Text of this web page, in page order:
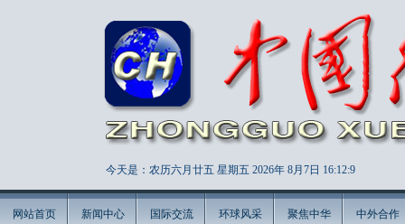
今天是：农历六月廿五 星期五 2026年 8月7日 16:12:10
网站首页
新闻中心
国际交流
环球风采
聚焦中华
中外合作